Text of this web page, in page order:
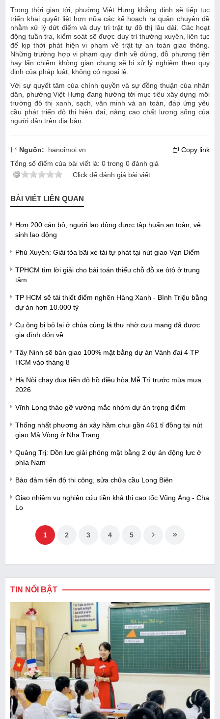
Trong thời gian tới, phường Việt Hưng khẳng định sẽ tiếp tục
triển khai quyết liệt hơn nữa các kế hoạch ra quân chuyên đề
nhằm xử lý dứt điểm và duy trì trật tự đô thị lâu dài. Các hoạt
động tuần tra, kiểm soát sẽ được duy trì thường xuyên, liên tục
để kịp thời phát hiện vi phạm về trật tự an toàn giao thông.
Những trường hợp vi phạm quy định về dừng, đỗ phương tiện
hay lấn chiếm không gian chung sẽ bị xử lý nghiêm theo quy
định của pháp luật, không có ngoại lệ.
Với sự quyết tâm của chính quyền và sự đồng thuận của nhân
dân, phường Việt Hưng đang hướng tới mục tiêu xây dựng môi
trường đô thị xanh, sạch, văn minh và an toàn, đáp ứng yêu
cầu phát triển đô thị hiện đại, nâng cao chất lượng sống của
người dân trên địa bàn.
Nguồn: hanoimoi.vn
Copy link
Tổng số điểm của bài viết là: 0 trong 0 đánh giá
Click để đánh giá bài viết
BÀI VIẾT LIÊN QUAN
Hơn 200 cán bộ, người lao động được tập huấn an toàn, vệ
sinh lao động
Phú Xuyên: Giải tỏa bãi xe tải tự phát tại nút giao Vạn Điểm
TPHCM tìm lời giải cho bài toán thiếu chỗ đỗ xe ôtô ở trung
tâm
TP HCM sẽ tái thiết điểm nghẽn Hàng Xanh - Bình Triệu bằng
dự án hơn 10.000 tỷ
Cụ ông bị bỏ lại ở chùa cùng lá thư nhờ cưu mang đã được
gia đình đón về
Tây Ninh sẽ bàn giao 100% mặt bằng dự án Vành đai 4 TP
HCM vào tháng 8
Hà Nội chạy đua tiến độ hồ điều hòa Mễ Trì trước mùa mưa
2026
Vĩnh Long tháo gỡ vướng mắc nhóm dự án trọng điểm
Thống nhất phương án xây hầm chui gần 461 tỉ đồng tại nút
giao Mả Vòng ở Nha Trang
Quảng Trị: Dồn lực giải phóng mặt bằng 2 dự án động lực ở
phía Nam
Bảo đảm tiến độ thi công, sửa chữa cầu Long Biên
Giao nhiệm vụ nghiên cứu tiền khả thi cao tốc Vũng Áng - Cha
Lo
1 2 3 4 5
TIN NỔI BẬT